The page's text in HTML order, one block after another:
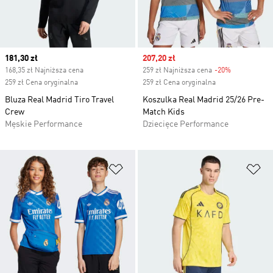
Current price
181,30 zł
168,35 zł Najniższa cena
259 zł Cena oryginalna
Bluza Real Madrid Tiro Travel
Crew
Męskie Performance
Sale price
207,20 zł
259 zł Najniższa cena -20%
259 zł Cena oryginalna
Koszulka Real Madrid 25/26 Pre-
Match Kids
Dziecięce Performance
Dodaj do listy życzeń